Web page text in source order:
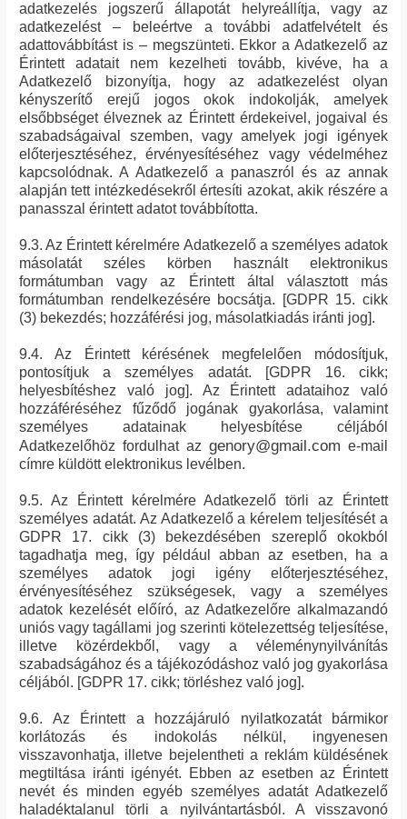
adatkezelés jogszerű állapotát helyreállítja, vagy az
adatkezelést – beleértve a további adatfelvételt és
adattovábbítást is – megszünteti. Ekkor a Adatkezelő az
Érintett adatait nem kezelheti tovább, kivéve, ha a
Adatkezelő bizonyítja, hogy az adatkezelést olyan
kényszerítő erejű jogos okok indokolják, amelyek
elsőbbséget élveznek az Érintett érdekeivel, jogaival és
szabadságaival szemben, vagy amelyek jogi igények
előterjesztéséhez, érvényesítéséhez vagy védelméhez
kapcsolódnak. A Adatkezelő a panaszról és az annak
alapján tett intézkedésekről értesíti azokat, akik részére a
panasszal érintett adatot továbbította.
9.3. Az Érintett kérelmére Adatkezelő a személyes adatok
másolatát széles körben használt elektronikus
formátumban vagy az Érintett által választott más
formátumban rendelkezésére bocsátja. [GDPR 15. cikk
(3) bekezdés; hozzáférési jog, másolatkiadás iránti jog].
9.4. Az Érintett kérésének megfelelően módosítjuk,
pontosítjuk a személyes adatát. [GDPR 16. cikk;
helyesbítéshez való jog]. Az Érintett adataihoz való
hozzáféréséhez fűződő jogának gyakorlása, valamint
személyes adatainak helyesbítése céljából
Adatkezelőhöz fordulhat az genory@gmail.com e-mail
címre küldött elektronikus levélben.
9.5. Az Érintett kérelmére Adatkezelő törli az Érintett
személyes adatát. Az Adatkezelő a kérelem teljesítését a
GDPR 17. cikk (3) bekezdésében szereplő okokból
tagadhatja meg, így például abban az esetben, ha a
személyes adatok jogi igény előterjesztéséhez,
érvényesítéséhez szükségesek, vagy a személyes
adatok kezelését előíró, az Adatkezelőre alkalmazandó
uniós vagy tagállami jog szerinti kötelezettség teljesítése,
illetve közérdekből, vagy a véleménynyilvánítás
szabadságához és a tájékozódáshoz való jog gyakorlása
céljából. [GDPR 17. cikk; törléshez való jog].
9.6. Az Érintett a hozzájáruló nyilatkozatát bármikor
korlátozás és indokolás nélkül, ingyenesen
visszavonhatja, illetve bejelentheti a reklám küldésének
megtiltása iránti igényét. Ebben az esetben az Érintett
nevét és minden egyéb személyes adatát Adatkezelő
haladéktalanul törli a nyilvántartásból. A visszavonó